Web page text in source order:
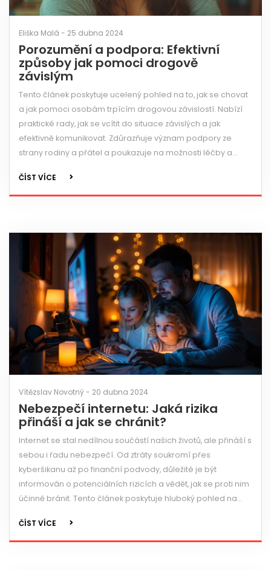
Eliška Malá - 25 dubna 2024
Porozumění a podpora: Efektivní
způsoby jak pomoci drogově
závislým
Tento článek poskytuje ucelený pohled na to, jak se chovat
a jak pomoci osobám trpícím drogovou závislostí. Nabízí
praktické rady, jak se vcítit do situace závislých a jak
efektivně komunikovat. Zdůrazňuje význam podpory ze
strany rodiny a přátel a poukazuje na možnosti léčby a
vzdělávání v kontextu drogové závislosti.
ČÍST VÍCE
Vítězslav Novotný - 20 dubna 2024
Nebezpečí internetu: Jaká rizika
přináší a jak se chránit?
Internet se stal nedílnou součástí našich životů, ale přináší s
sebou i řadu nebezpečí. Od ztráty soukromí přes
kyberšikanu až po finanční podvody, důležité je být
informován o potenciálních rizicích a vědět, jak se proti nim
účinně bránit. Tento článek poskytuje hluboký pohled na
praktické rady, jak zvýšit svou online bezpečnost.
ČÍST VÍCE